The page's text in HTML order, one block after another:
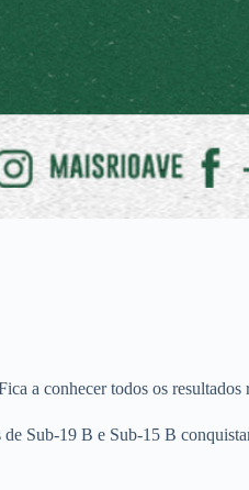
a conhecer todos os
Sub-19 B e Sub-15 B